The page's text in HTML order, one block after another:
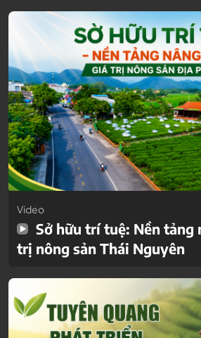
Video
Sở hữu trí tuệ: Nền tảng
trị nông sản Thái Nguyên